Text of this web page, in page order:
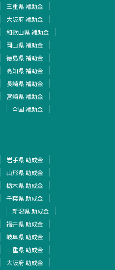
三重県 補助金
大阪府 補助金
和歌山県 補助金
岡山県 補助金
徳島県 補助金
高知県 補助金
長崎県 補助金
宮崎県 補助金
全国 補助金
岩手県 助成金
山形県 助成金
栃木県 助成金
千葉県 助成金
新潟県 助成金
福井県 助成金
岐阜県 助成金
三重県 助成金
大阪府 助成金